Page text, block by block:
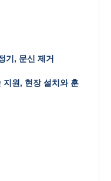
기, 문신 제거
지원, 현장 설치와 훈